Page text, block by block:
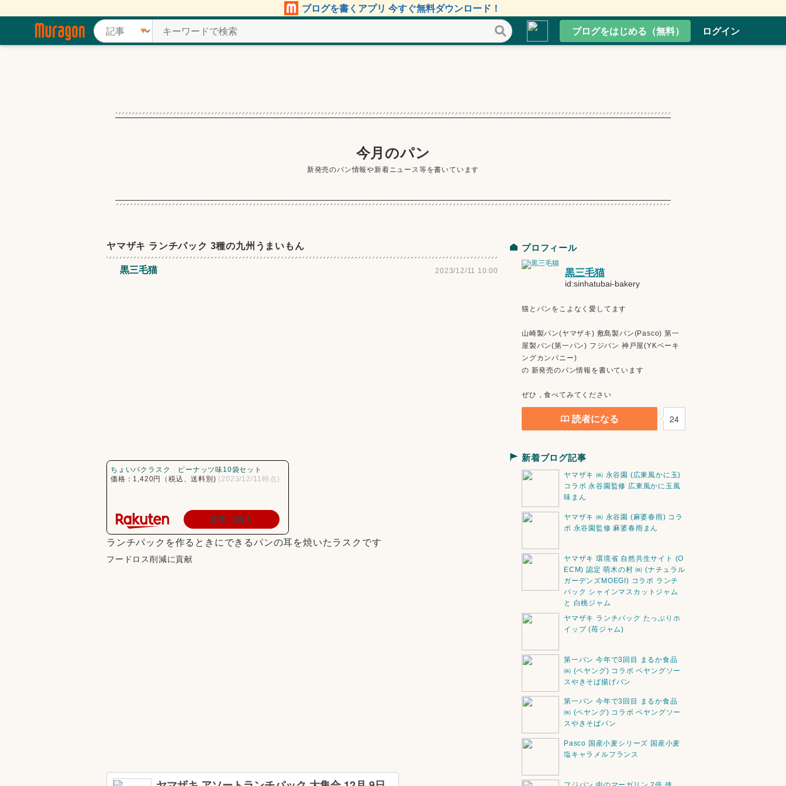
ブログを書くアプリ 今すぐ無料ダウンロード！
ブログをはじめる（無料）
ログイン
今月のパン
新発売のパン情報や新着ニュース等を書いています
ヤマザキ ランチパック 3種の九州うまいもん
黒三毛猫 2023/12/11 10:00
ちょいパクラスク　ピーナッツ味10袋セット
価格：1,420円（税込、送料別) (2023/12/11時点)
楽天で購入
ランチパックを作るときにできるパンの耳を焼いたラスクです
フードロス削減に貢献
プロフィール
黒三毛猫
id:sinhatubai-bakery
猫とパンをこよなく愛してます
山崎製パン(ヤマザキ) 敷島製パン(Pasco) 第一
屋製パン(第一パン) フジパン 神戸屋(YKベーキ
ングカンパニー)
の 新発売のパン情報を書いています
ぜひ，食べてみてください
読者になる 24
新着ブログ記事
ヤマザキ ㈱ 永谷園 (広東風かに玉)
コラボ 永谷園監修 広東風かに玉風
味まん
ヤマザキ ㈱ 永谷園 (麻婆春雨) コラ
ボ 永谷園監修 麻婆春雨まん
ヤマザキ 環境省 自然共生サイト (O
ECM) 認定 萌木の村 ㈱ (ナチュラル
ガーデンズMOEGI) コラボ ランチ
パック シャインマスカットジャム
と 白桃ジャム
ヤマザキ ランチパック たっぷりホ
イップ (苺ジャム)
第一パン 今年で3回目 まるか食品
㈱ (ペヤング) コラボ ペヤングソー
スやきそば揚げパン
第一パン 今年で3回目 まるか食品
㈱ (ペヤング) コラボ ペヤングソー
スやきそばパン
Pasco 国産小麦シリーズ 国産小麦
塩キャラメルフランス